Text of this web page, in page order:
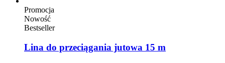
Promocja
Nowość
Bestseller
Lina do przeciągania jutowa 15 m